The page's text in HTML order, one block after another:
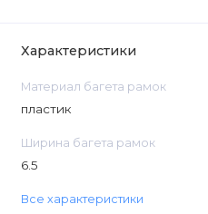
Характеристики
Материал багета рамок
пластик
Ширина багета рамок
6.5
Все характеристики